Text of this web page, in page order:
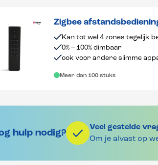
Zigbee
Kan tot wel 4 zones tegelijk
0% – 100% dimbaar
ook voor andere slimme
Meer dan 100 stuks
hulp nodig?
Veel gestelde
Om je alvast op